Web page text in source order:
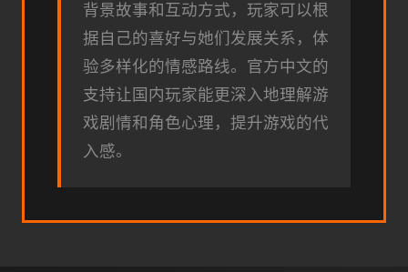
背景故事和互动方式，玩家可以根
据自己的喜好与她们发展关系，体
验多样化的情感路线。官方中文的
支持让国内玩家能更深入地理解游
戏剧情和角色心理，提升游戏的代
入感。